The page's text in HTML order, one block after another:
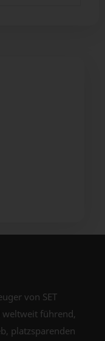
von SET
weltweit führend,
platzsparenden